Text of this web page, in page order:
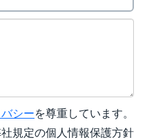
シーを尊重しています。
規定の個人情報保護方針